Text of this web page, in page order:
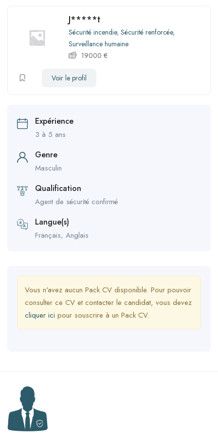
J*****t
Sécurité incendie, Sécurité renforcée,
Surveillance humaine
19000 €
Voir le profil
Expérience
3 à 5 ans
Genre
Masculin
Qualification
Agent de sécurité confirmé
Langue(s)
Français, Anglais
Vous n'avez aucun Pack CV disponible. Pour pouvoir
consulter ce CV et contacter le candidat, vous devez
cliquer ici pour souscrire à un Pack CV.